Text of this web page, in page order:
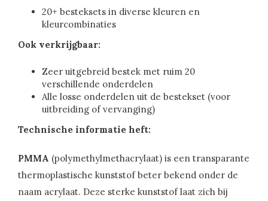
20+ besteksets in diverse kleuren en
kleurcombinaties
Ook verkrijgbaar:
Zeer uitgebreid bestek met ruim 20
verschillende onderdelen
Alle losse onderdelen uit de bestekset (voor
uitbreiding of vervanging)
Technische informatie heft:
PMMA (polymethylmethacrylaat) is een transparante
thermoplastische kunststof beter bekend onder de
naam acrylaat. Deze sterke kunststof laat zich bij